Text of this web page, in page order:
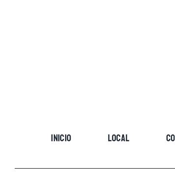
INICIO LOCAL